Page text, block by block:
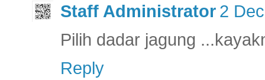
Staff Administrator 2
Pilih dadar jagung
Reply